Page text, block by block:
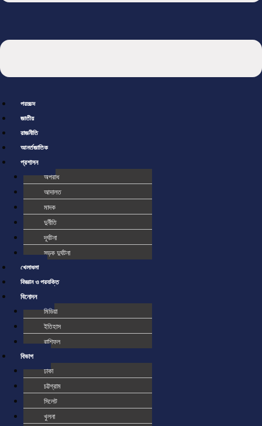
প্রচ্ছদ
জাতীয়
রাজনীতি
আর্ন্তজাতিক
প্রশাসন
অপরাধ
আদালত
মাদক
দুর্নীতি
দূর্ঘটনা
সড়ক দুর্ঘটনা
খেলাধুলা
বিজ্ঞান ও প্রযুক্তি
বিনোদন
মিডিয়া
ইতিহাস
রাশিফল
বিভাগ
ঢাকা
চট্টগ্রাম
সিলেট
খুলনা